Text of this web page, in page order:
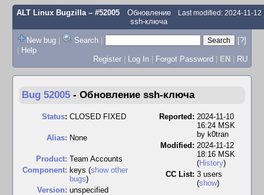
ALT Linux Bugzilla– #52005
Обновление
ssh-ключа
Last modified: 2024-11-12
New bug | Search |
[?]
| Help
Register | Log In | Forgot Password | EN | RU
Bug 52005 - Обновление ssh-ключа
Status: CLOSED FIXED
Alias: None
Product: Team Accounts
Component: keys (show other
bugs)
Version: unspecified
Reported: 2024-11-10
16:24 MSK
by k0tran
Modified: 2024-11-12
18:16 MSK
(History)
CC List: 3 users
(show)